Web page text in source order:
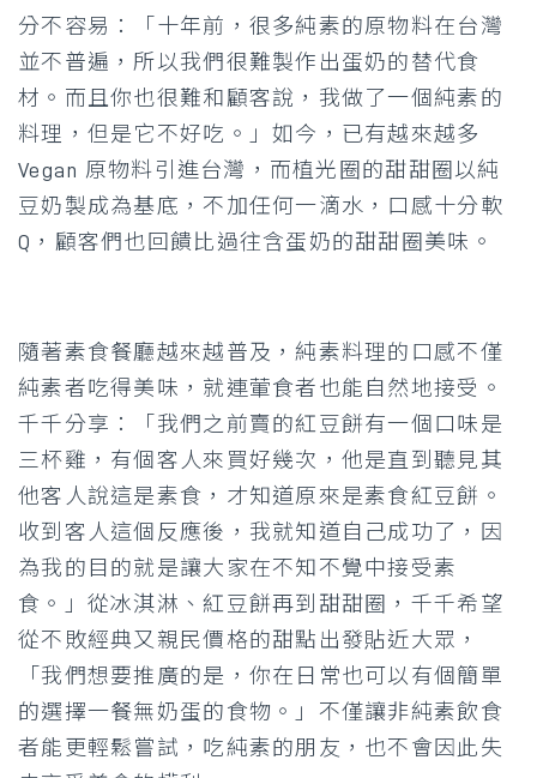
分不容易：「十年前，很多純素的原物料在台灣
並不普遍，所以我們很難製作出蛋奶的替代食
材。而且你也很難和顧客說，我做了一個純素的
料理，但是它不好吃。」如今，已有越來越多
Vegan 原物料引進台灣，而植光圈的甜甜圈以純
豆奶製成為基底，不加任何一滴水，口感十分軟
Q，顧客們也回饋比過往含蛋奶的甜甜圈美味。
隨著素食餐廳越來越普及，純素料理的口感不僅
純素者吃得美味，就連葷食者也能自然地接受。
千千分享：「我們之前賣的紅豆餅有一個口味是
三杯雞，有個客人來買好幾次，他是直到聽見其
他客人說這是素食，才知道原來是素食紅豆餅。
收到客人這個反應後，我就知道自己成功了，因
為我的目的就是讓大家在不知不覺中接受素
食。」從冰淇淋、紅豆餅再到甜甜圈，千千希望
從不敗經典又親民價格的甜點出發貼近大眾，
「我們想要推廣的是，你在日常也可以有個簡單
的選擇一餐無奶蛋的食物。」不僅讓非純素飲食
者能更輕鬆嘗試，吃純素的朋友，也不會因此失